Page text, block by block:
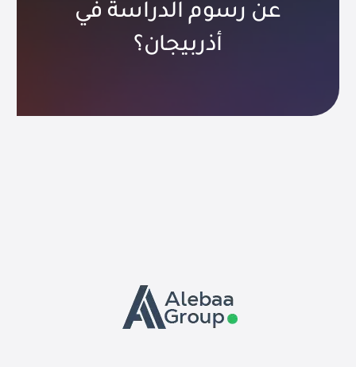
عن رسوم الدراسة في
أذربيجان؟